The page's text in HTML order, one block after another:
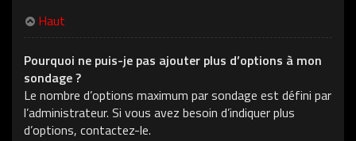
Haut
Pourquoi ne puis-je pas ajouter plus d’options à mon
sondage ?
Le nombre d’options maximum par sondage est défini par
l’administrateur. Si vous avez besoin d’indiquer plus
d’options, contactez-le.